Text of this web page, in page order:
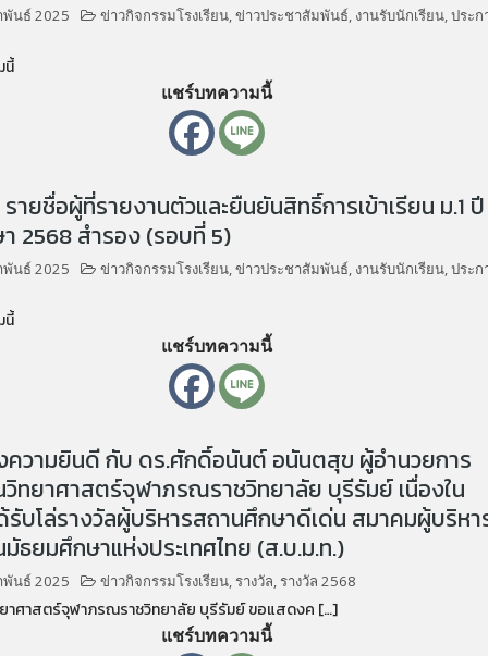
นธ์ 2025 ข่าวกิจกรรมโรงเรียน ,ข่าวประชาสัมพันธ์ งานรับนักเรียน ,ประก
นี้
แชร์บทความนี้
ายชื่อผู้ที่รายงานตัวและยืนยันสิทธิ์การเข้าเรียน ม.1 ปี
2568 สำรอง (รอบที่ 5)
นธ์ 2025 ข่าวกิจกรรมโรงเรียน ,ข่าวประชาสัมพันธ์ งานรับนักเรียน ,ประก
นี้
แชร์บทความนี้
วามยินดี กับ ดร.ศักดิ์อนันต์ อนันตสุข ผู้อำนวยการ
วิทยาศาสตร์จุฬาภรณราชวิทยาลัย บุรีรัมย์ เนื่องใน
รับโล่รางวัลผู้บริหารสถานศึกษาดีเด่น สมาคมผู้บริหา
มัธยมศึกษาแห่งประเทศไทย (ส.บ.ม.ท.)
นธ์ 2025 ข่าวกิจกรรมโรงเรียน ,รางวัล ,รางวัล 2568
ยาศาสตร์จุฬาภรณราชวิทยาลัย บุรีรัมย์ ขอแสดงค […]
แชร์บทความนี้